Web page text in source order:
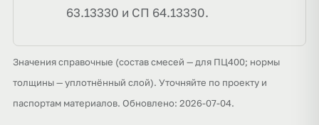
63.13330 и СП 64.13330.
Значения справочные (состав смесей — для ПЦ400; нормы
толщины — уплотнённый слой). Уточняйте по проекту и
паспортам материалов. Обновлено: 2026-07-04.